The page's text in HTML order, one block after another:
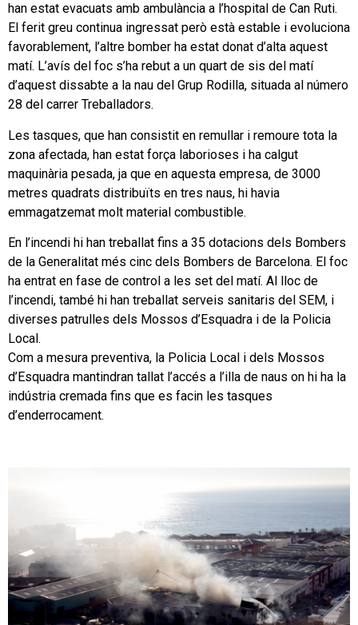
han estat evacuats amb ambulància a l’hospital de Can Ruti.
El ferit greu continua ingressat però està estable i evoluciona
favorablement, l’altre bomber ha estat donat d’alta aquest
matí. L’avís del foc s’ha rebut a un quart de sis del matí
d’aquest dissabte a la nau del Grup Rodilla, situada al número
28 del carrer Treballadors.
Les tasques, que han consistit en remullar i remoure tota la
zona afectada, han estat força laborioses i ha calgut
maquinària pesada, ja que en aquesta empresa, de 3000
metres quadrats distribuïts en tres naus, hi havia
emmagatzemat molt material combustible.
En l’incendi hi han treballat fins a 35 dotacions dels Bombers
de la Generalitat més cinc dels Bombers de Barcelona. El foc
ha entrat en fase de control a les set del matí. Al lloc de
l’incendi, també hi han treballat serveis sanitaris del SEM, i
diverses patrulles dels Mossos d’Esquadra i de la Policia
Local.
Com a mesura preventiva, la Policia Local i dels Mossos
d’Esquadra mantindran tallat l’accés a l’illa de naus on hi ha la
indústria cremada fins que es facin les tasques
d’enderrocament.